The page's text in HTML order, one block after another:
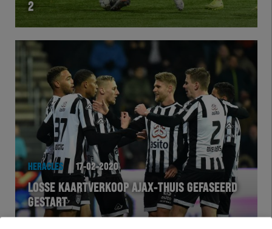
2
HERACLES 17-02-2020
LOSSE KAARTVERKOOP AJAX-THUIS GEFASEERD
GESTART